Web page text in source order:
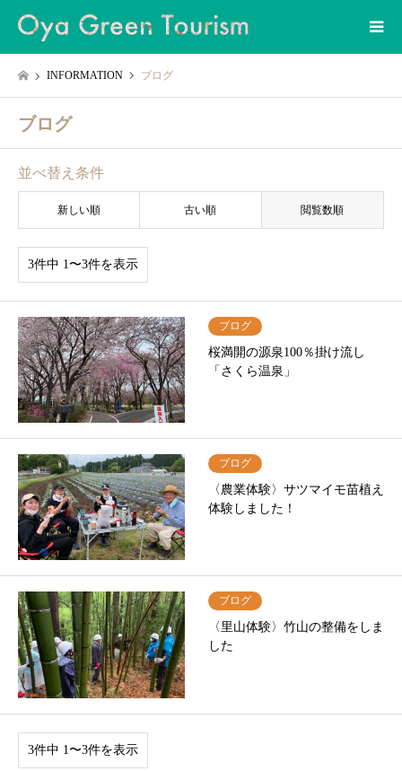
INFORMATION ブログ
ブログ
並べ替え条件
新しい順 古い順 閲覧数順
3件中 1〜3件を表示
ブログ
桜満開の源泉100％掛け流し
「さくら温泉」
ブログ
〈農業体験〉サツマイモ苗植え
体験しました！
ブログ
〈里山体験〉竹山の整備をしま
した
3件中 1〜3件を表示